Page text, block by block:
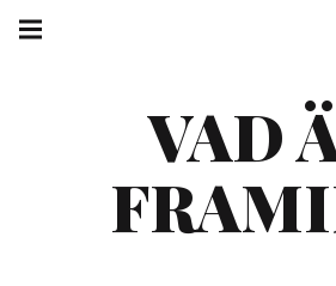
Skip
VAD
navigation